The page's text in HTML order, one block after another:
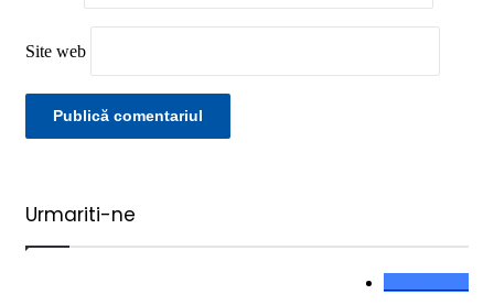
Site web
Urmariti-ne